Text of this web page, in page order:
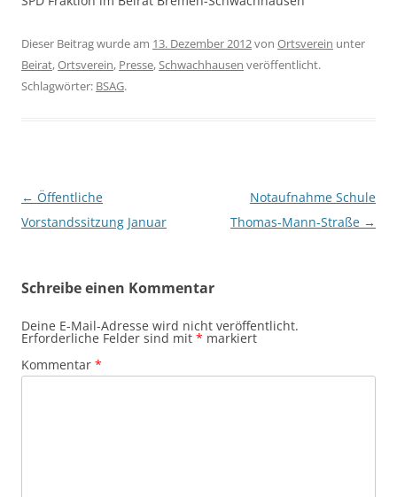
Dieser Beitrag wurde am 13. Dezember 2012von Ortsverein unter
Beirat,Ortsverein, Presse,Schwachhausen veröffentlicht.
Schlagwörter: BSAG.
Beitragsnavigation
← Öffentliche
Vorstandssitzung Januar
Notaufnahme Schule
Thomas-Mann-Straße →
Schreibe einen Kommentar
Deine E-Mail-Adresse wird nicht veröffentlicht.
Erforderliche Felder sind mit * markiert
Kommentar *